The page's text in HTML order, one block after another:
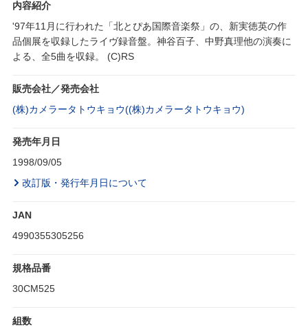
内容紹介
'97年11月に行われた「北とぴあ国際音楽祭」の、新実徳英の作
品個展を収録したライヴ録音盤。神谷百子、中野真理他の演奏に
よる、全5曲を収録。 (C)RS
販売会社／発売会社
(株)カメラータトウキョウ((株)カメラータトウキョウ)
発売年月日
1998/09/05
改訂版・発行年月日について
JAN
4990355305256
規格品番
30CM525
組数